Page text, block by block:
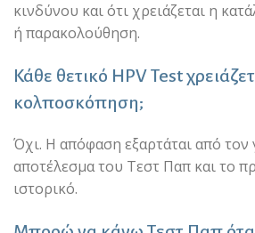
κινδύνου και ότι χρειάζεται η
ή παρακολούθηση.
Κάθε θετικό HPV Test
κολποσκόπηση;
Όχι. Η απόφαση εξαρτάται από τον
αποτέλεσμα του Τεστ Παπ και το
ιστορικό.